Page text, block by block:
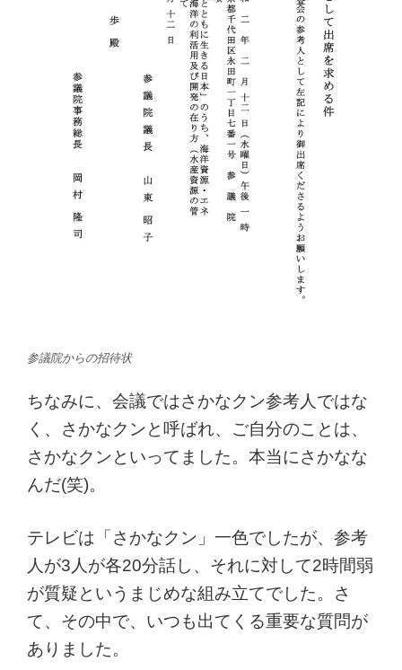
参議院からの招待状
ちなみに、会議ではさかなクン参考人ではな
く、さかなクンと呼ばれ、ご自分のことは、
さかなクンといってました。本当にさかなな
んだ(笑)。
テレビは「さかなクン」一色でしたが、参考
人が3人が各20分話し、それに対して2時間弱
が質疑というまじめな組み立てでした。さ
て、その中で、いつも出てくる重要な質問が
ありました。